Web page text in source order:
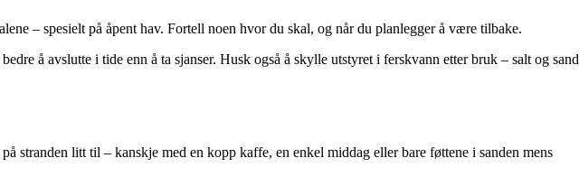
– spesielt på åpent hav. Fortell noen hvor du skal, og når du planlegger å være tilbake.
å avslutte i tide enn å ta sjanser. Husk også å skylle utstyret i ferskvann etter bruk – salt og sand
stranden litt til – kanskje med en kopp kaffe, en enkel middag eller bare føttene i sanden mens